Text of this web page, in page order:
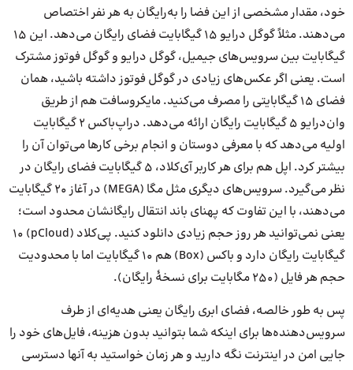
خود، مقدار مشخصی از این فضا را به‌رایگان به هر نفر اختصاص
می‌دهند. مثلاً گوگل درایو ۱۵ گیگابایت فضای رایگان می‌دهد. این ۱۵
گیگابایت بین سرویس‌های جیمیل، گوگل درایو و گوگل فوتوز مشترک
است. یعنی اگر عکس‌های زیادی در گوگل فوتوز داشته باشید، همان
فضای ۱۵ گیگابایتی را مصرف می‌کنید. مایکروسافت هم از طریق
وان‌درایو ۵ گیگابایت رایگان ارائه می‌دهد. دراپ‌باکس ۲ گیگابایت
اولیه می‌دهد که با معرفی دوستان و انجام برخی کارها می‌توان آن را
بیشتر کرد. اپل هم برای هر کاربر آی‌کلاد، ۵ گیگابایت فضای رایگان در
نظر می‌گیرد. سرویس‌های دیگری مثل مگا (MEGA) در آغاز ۲۰ گیگابایت
می‌دهند، با این تفاوت که پهنای باند انتقال رایگانشان محدود است؛
یعنی نمی‌توانید هر روز حجم زیادی دانلود کنید. پی‌کلاد (pCloud) ۱۰
گیگابایت رایگان دارد و باکس (Box) هم ۱۰ گیگابایت اما با محدودیت
حجم هر فایل (۲۵۰ مگابایت برای نسخهٔ رایگان).
پس به طور خالصه، فضای ابری رایگان یعنی هدیه‌ای از طرف
سرویس‌دهنده‌ها برای اینکه شما بتوانید بدون هزینه، فایل‌های خود را
جایی امن در اینترنت نگه دارید و هر زمان خواستید به آنها دسترسی